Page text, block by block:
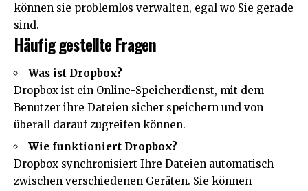
können sie problemlos verwalten, egal wo Sie gerade
sind.
Häufig gestellte Fragen
Was ist Dropbox?
Dropbox ist ein Online-Speicherdienst, mit dem
Benutzer ihre Dateien sicher speichern und von
überall darauf zugreifen können.
Wie funktioniert Dropbox?
Dropbox synchronisiert Ihre Dateien automatisch
zwischen verschiedenen Geräten. Sie können